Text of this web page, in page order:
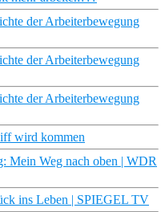
der Arbeiterbewegung
der Arbeiterbewegung
der Arbeiterbewegung
wird kommen
Mein Weg nach oben | WDR
ins Leben | SPIEGEL TV